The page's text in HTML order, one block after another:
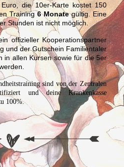
die 10er-Karte kostet 150
Training6 Monategültig. Eine
Stunden ist nicht möglich.
offizieller Kooperationspartner
und der Gutschein Familientaler
in allen Kursen sowie für die 5er
sind von der Zentralen
und deine Krankenkasse
100%.